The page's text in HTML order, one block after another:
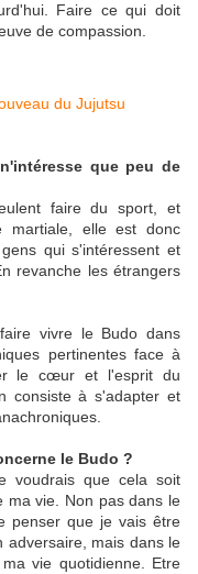
Faire ce qui doit
de compassion.
que peu de
faire du sport, et
martiale, elle est donc
qui s'intéressent et
revanche les étrangers
vivre le Budo dans
pertinentes face à
le cœur et l'esprit du
consiste à s'adapter et
le Budo ?
voudrais que cela soit
ma vie. Non pas dans le
penser que je vais être
adversaire, mais dans le
vie quotidienne. Etre